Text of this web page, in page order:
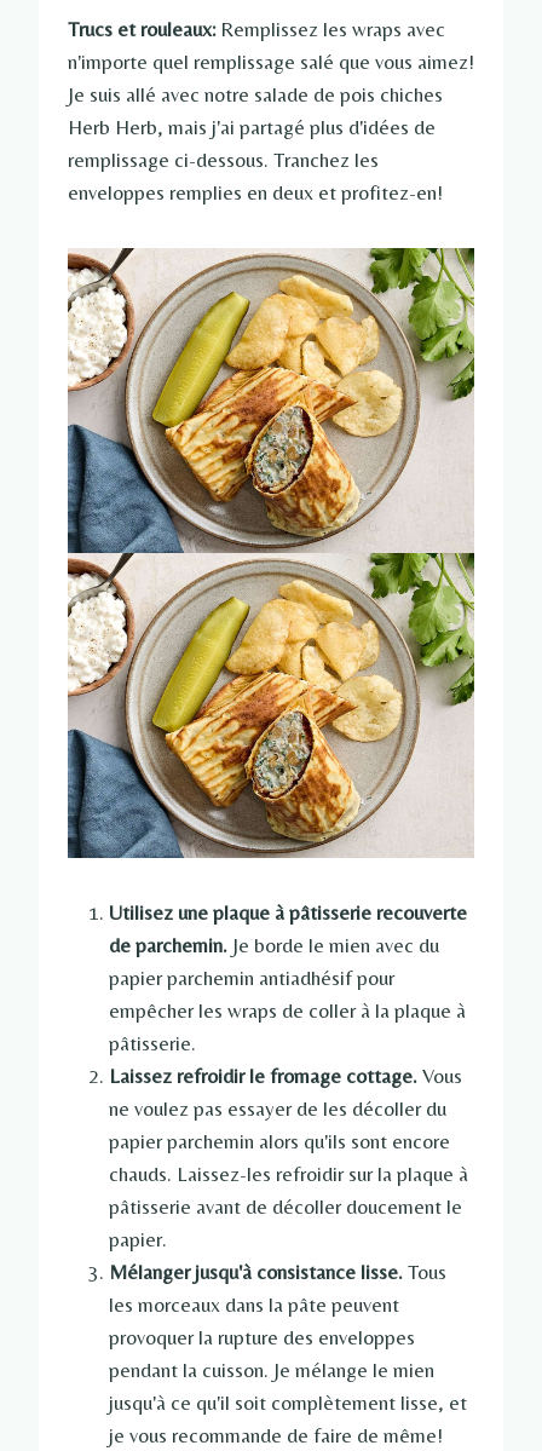
Trucs et rouleaux: Remplissez les wraps avec
n'importe quel remplissage salé que vous aimez!
Je suis allé avec notre salade de pois chiches
Herb Herb, mais j'ai partagé plus d'idées de
remplissage ci-dessous. Tranchez les
enveloppes remplies en deux et profitez-en!
Utilisez une plaque à pâtisserie recouverte
de parchemin. Je borde le mien avec du
papier parchemin antiadhésif pour
empêcher les wraps de coller à la plaque à
pâtisserie.
Laissez refroidir le fromage cottage. Vous
ne voulez pas essayer de les décoller du
papier parchemin alors qu'ils sont encore
chauds. Laissez-les refroidir sur la plaque à
pâtisserie avant de décoller doucement le
papier.
Mélanger jusqu'à consistance lisse. Tous
les morceaux dans la pâte peuvent
provoquer la rupture des enveloppes
pendant la cuisson. Je mélange le mien
jusqu'à ce qu'il soit complètement lisse, et
je vous recommande de faire de même!